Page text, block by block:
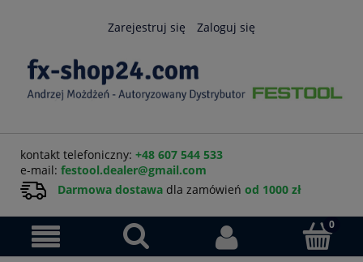
Zarejestruj się Zaloguj się
kontakt telefoniczny: +48 607 544 533
e-mail: festool.dealer@gmail.com
Darmowa dostawa dla zamówień od 1000 zł